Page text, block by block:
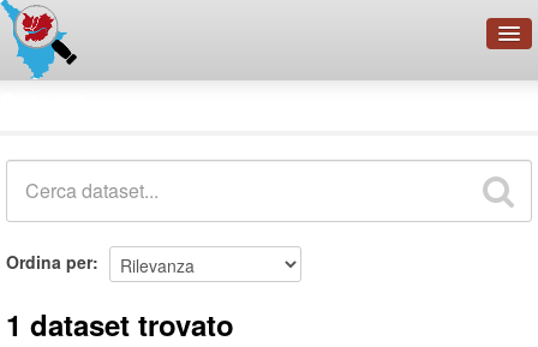
Organizzazioni
Ordina per
1 dataset trovato